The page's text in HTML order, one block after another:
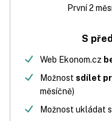
První 2
S
Web Ekonom.cz
Možnost sdílet
měsíčně)
Možnost ukládat